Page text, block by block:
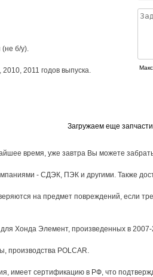
(не б/у).
, 2010, 2011 годов выпуска.
Загружаем еще
время, уже завтра Вы можете
- СДЭК, ПЭК и другими. Также
на предмет повреждений, если
Хонда Элемент, произведенных в
производства POLCAR.
имеет сертификацию в РФ, что